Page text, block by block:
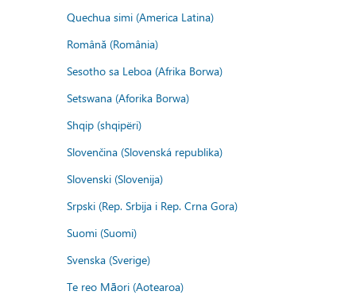
Quechua simi (America Latina)
Română (România)
Sesotho sa Leboa (Afrika Borwa)
Setswana (Aforika Borwa)
Shqip (shqipëri)
Slovenčina (Slovenská republika)
Slovenski (Slovenija)
Srpski (Rep. Srbija i Rep. Crna Gora)
Suomi (Suomi)
Svenska (Sverige)
Te reo Māori (Aotearoa)